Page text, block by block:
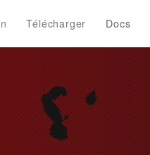
Télécharger Docs